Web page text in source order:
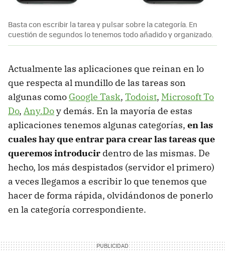
Basta con escribir la tarea y pulsar sobre la categoría. En
cuestión de segundos lo tenemos todo añadido y organizado.
Actualmente las aplicaciones que reinan en lo
que respecta al mundillo de las tareas son
algunas como Google Task, Todoist, Microsoft To
Do, Any.Doy demás. En la mayoría de estas
aplicaciones tenemos algunas categorías, en las
cuales hay que entrar para crear las tareas que
queremos introducir dentro de las mismas. De
hecho, los más despistados (servidor el primero)
a veces llegamos a escribir lo que tenemos que
hacer de forma rápida, olvidándonos de ponerlo
en la categoría correspondiente.